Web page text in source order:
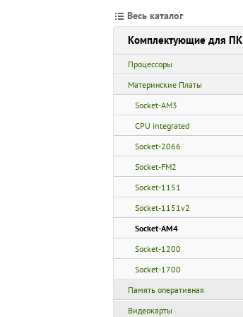
Весь каталог
Комплектующие для ПК
Процессоры
Материнские Платы
Socket-AM3
CPU integrated
Socket-2066
Socket-FM2
Socket-1151
Socket-1151v2
Socket-AM4
Socket-1200
Socket-1700
Память оперативная
Видеокарты